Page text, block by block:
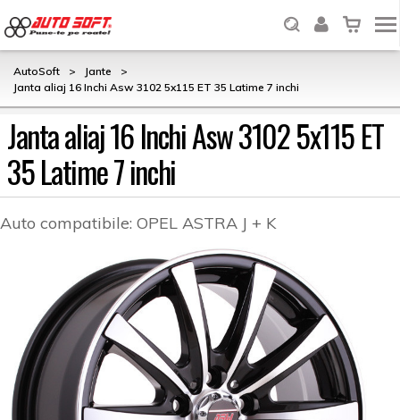
AutoSoft > Jante
>
Janta aliaj 16 Inchi Asw 3102 5x115 ET 35 Latime 7 inchi
Janta aliaj 16 Inchi Asw 3102 5x115 ET
35 Latime 7 inchi
Auto compatibile: OPEL ASTRA J + K